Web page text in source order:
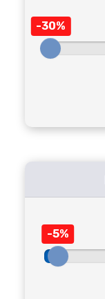
-30%
-5%